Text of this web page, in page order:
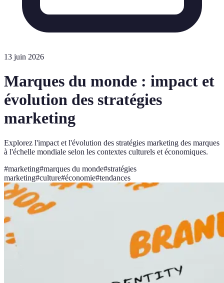
13 juin 2026
Marques du monde : impact et
évolution des stratégies
marketing
Explorez l'impact et l'évolution des stratégies marketing des marques
à l'échelle mondiale selon les contextes culturels et économiques.
#marketing#marques du monde#stratégies
marketing#culture#économie#tendances